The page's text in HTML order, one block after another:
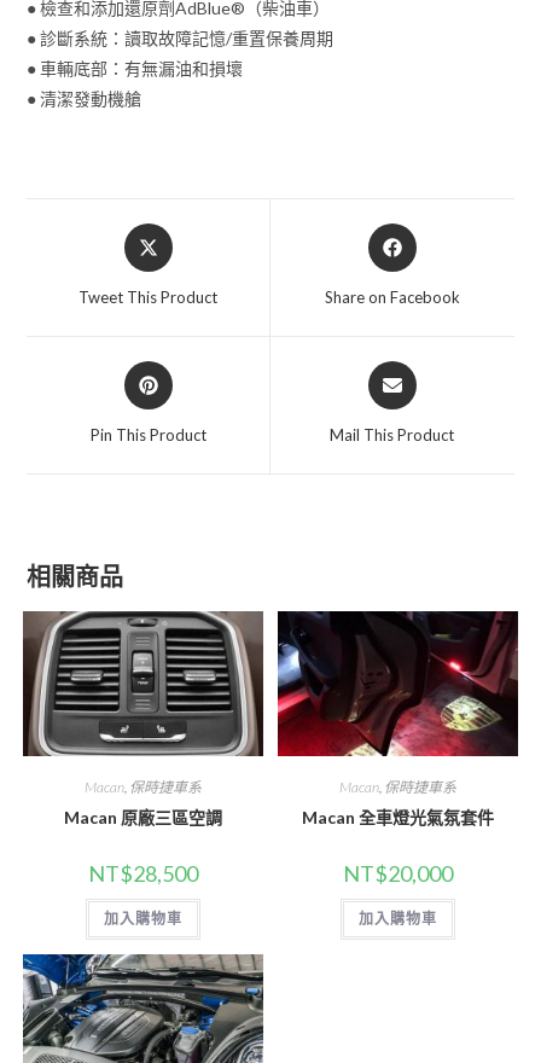
● 檢查和添加還原劑AdBlue®（柴油車）
● 診斷系統：讀取故障記憶/重置保養周期
● 車輛底部：有無漏油和損壞
● 清潔發動機艙
Opens
in
Tweet This Product
Opens
in
Share on Facebook
Opens
in
Pin This Product
Opens
in
Mail This Product
相關商品
Macan, 保時捷車系
Macan 原廠三區空調
NT$28,500
加入購物車
Macan 保時捷車系
Macan 全車燈光氣氛套件
NT$20,000
加入購物車